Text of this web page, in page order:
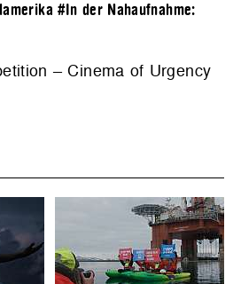
#In der Nahaufnahme:
– Cinema of Urgency